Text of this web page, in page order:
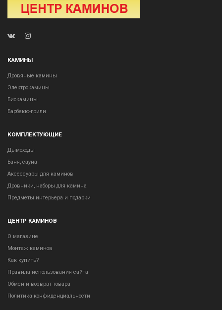
КАМИНЫ
Дровяные камины
Электрокамины
Биокамины
Барбекю-грили
КОМПЛЕКТУЮЩИЕ
Дымоходы
Баня, сауна
Аксессуары для каминов
Дровники, наборы для камина
Предметы интерьера и подарки
ЦЕНТР КАМИНОВ
О магазине
Монтаж каминов
Как купить?
Правила использования сайта
Обмен и возврат товара
Политика конфиденциальности